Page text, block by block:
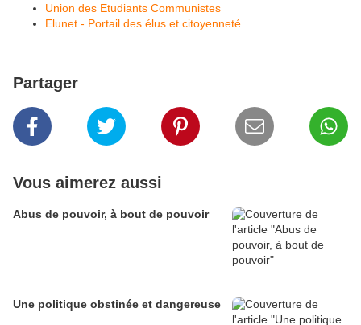
Union des Etudiants Communistes
Elunet - Portail des élus et citoyenneté
Partager
Vous aimerez aussi
Abus de pouvoir, à bout de pouvoir
Une politique obstinée et dangereuse